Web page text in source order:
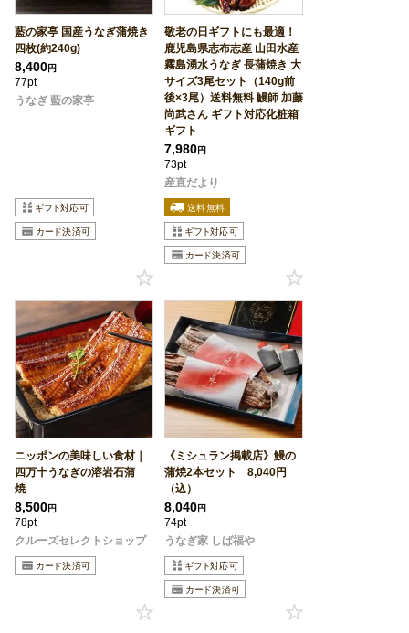
藍の家亭 国産うなぎ蒲焼き
四枚(約240g)
8,400円
77pt
うなぎ 藍の家亭
敬老の日ギフトにも最適！
鹿児島県志布志産 山田水産
霧島湧水うなぎ 長蒲焼き 大
サイズ3尾セット（140g前
後×3尾）送料無料 鰻師 加藤
尚武さん ギフト対応化粧箱
ギフト
7,980円
73pt
産直だより
ニッポンの美味しい食材｜
四万十うなぎの溶岩石蒲
焼
8,500円
78pt
クルーズセレクトショップ
《ミシュラン掲載店》鰻の
蒲焼2本セット 8,040円
（込）
8,040円
74pt
うなぎ家 しば福や